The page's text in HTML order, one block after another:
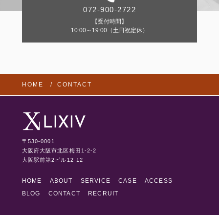
072-900-2722
【受付時間】
10:00～19:00（土日祝定休）
HOME CONTACT
〒530-0001
大阪府大阪市北区梅田1-2-2
大阪駅前第2ビル12-12
HOME ABOUT SERVICE CASE
ACCESS
BLOG
CONTACT RECRUIT